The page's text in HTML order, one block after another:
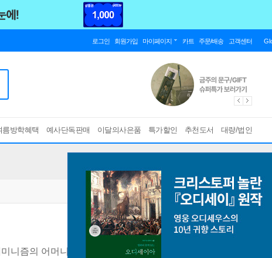
로그인 회원가입 마이페이지 카트 주문/배송 고객센터
름방학혜택 예사단독판매 이달의사은품 특가할인 추천도서 대량/법인
니즘의 어머니'로